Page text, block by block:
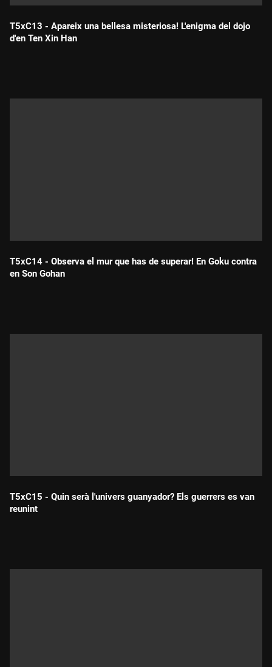
T5xC13 - Apareix una bellesa misteriosa! L'enigma del dojo
d'en Ten Xin Han
T5xC14 - Observa el mur que has de superar! En Goku contra
en Son Gohan
T5xC15 - Quin serà l'univers guanyador? Els guerrers es van
reunint